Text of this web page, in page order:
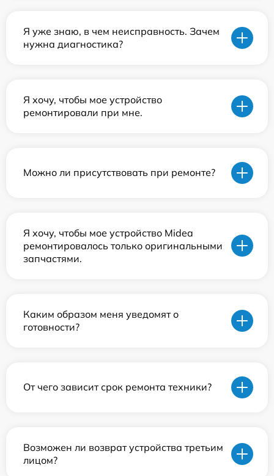
Я уже знаю, в чем неисправность. Зачем
нужна диагностика?
Я хочу, чтобы мое устройство
ремонтировали при мне.
Можно ли присутствовать при ремонте?
Я хочу, чтобы мое устройство Midea
ремонтировалось только оригинальными
запчастями.
Каким образом меня уведомят о
готовности?
От чего зависит срок ремонта техники?
Возможен ли возврат устройства третьим
лицом?